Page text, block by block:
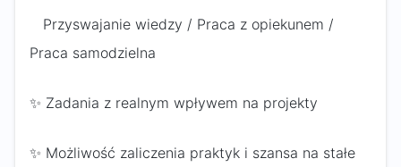
Przyswajanie wiedzy / Praca z opiekunem /
Praca samodzielna
✨ Zadania z realnym wpływem na projekty
✨ Możliwość zaliczenia praktyk i szansa na stałe